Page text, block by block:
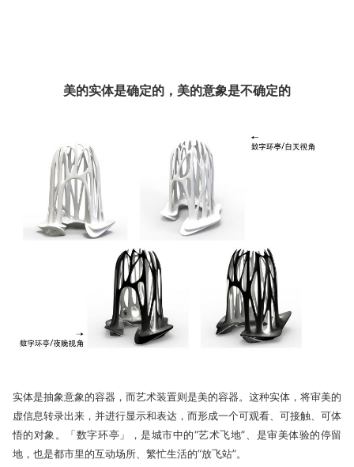
美的实体是确定的，美的意象是不确定的
实体是抽象意象的容器，而艺术装置则是美的容器。这种实体，将审美的
虚信息转录出来，并进行显示和表达，而形成一个可观看、可接触、可体
悟的对象。「数字环亭」，是城市中的“艺术飞地”、是审美体验的停留
地，也是都市里的互动场所、繁忙生活的“放飞站”。